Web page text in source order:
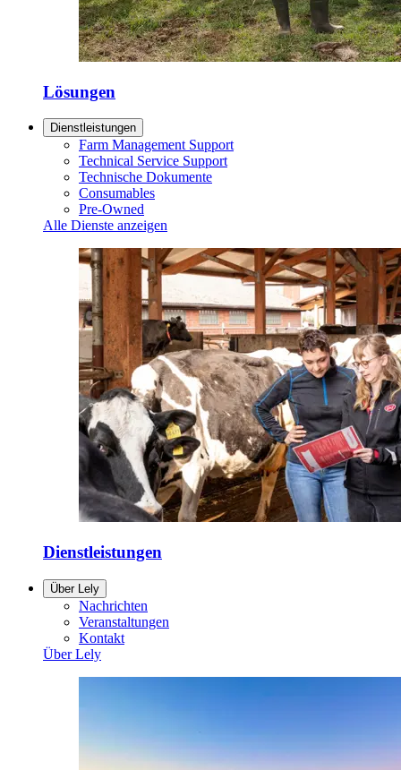
Lösungen
Dienstleistungen
Farm Management Support
Technical Service Support
Technische Dokumente
Consumables
Pre-Owned
Alle Dienste anzeigen
Dienstleistungen
Über Lely
Nachrichten
Veranstaltungen
Kontakt
Über Lely